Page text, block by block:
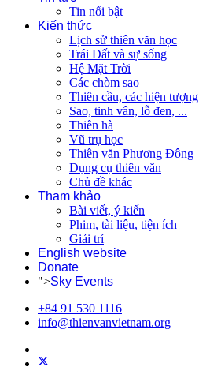
Tin nổi bật
Kiến thức
Lịch sử thiên văn học
Trái Đất và sự sống
Hệ Mặt Trời
Các chòm sao
Thiên cầu, các hiện tượng
Sao, tinh vân, lỗ đen, ...
Thiên hà
Vũ trụ học
Thiên văn Phương Đông
Dụng cụ thiên văn
Chủ đề khác
Tham khảo
Bài viết, ý kiến
Phim, tài liệu, tiện ích
Giải trí
English website
Donate
">Sky Events
+84 91 530 1116
info@thienvanvietnam.org